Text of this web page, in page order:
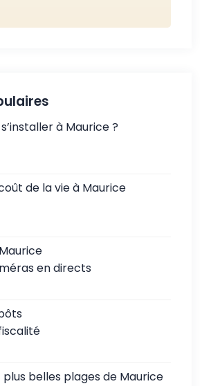
à Maurice ?
de la vie à Maurice
en directs
plus belles plages de Maurice